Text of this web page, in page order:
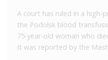
A court has ruled in a high-
the Podolsk blood
75-year-old woman who
It was reported by the